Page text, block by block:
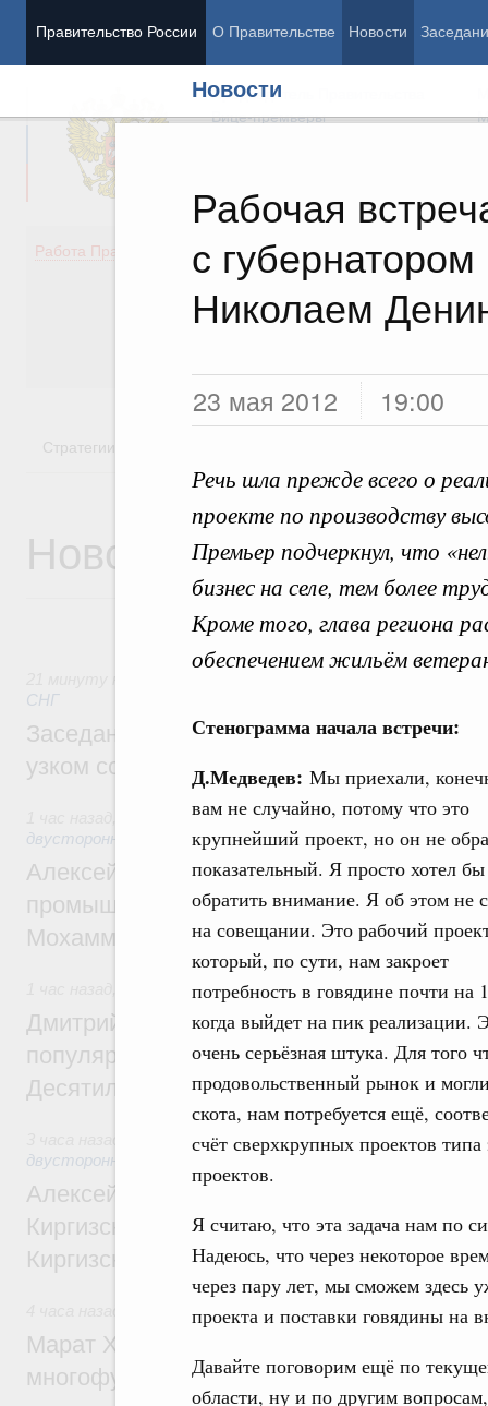
Правительство России О Правительстве Новости
Новости
Рабочая
с
Николаем
23 мая 2012 19:00
Речь шла прежде всего о
проекте по производству
Премьер подчеркнул, что
бизнес на селе, тем более
Кроме того, глава региона
обеспечением жильём
Стенограмма начала встречи:
Д.Медведев: Мы приехали,
вам не случайно, потому что это
крупнейший проект, но он не
показательный. Я просто хотел
обратить внимание. Я об этом не
на совещании. Это рабочий
который, по сути, нам закроет
потребность в говядине почти на
когда выйдет на пик реализации.
очень серьёзная штука. Для того
продовольственный рынок и
скота, нам потребуется ещё,
счёт сверхкрупных проектов
проектов.
Я считаю, что эта задача нам по
Надеюсь, что через некоторое
через пару лет, мы сможем здесь
проекта и поставки говядины на
Давайте поговорим ещё по
области, ну и по другим
Председатель Правительства
Вице-премьеры
Работа Правительства
Демография
Здоровье
Культура
Стратегии
Новости
СНГ
Заседание Евразийского
узком составе
Экономические отношения с зарубежными
двусторонней основе
Алексей Оверчук провёл рабочую
промышленности, недропользования и
Мохаммадом Атабаком
Внутренний и въездной туризм
Дмитрий Чернышенко: Порядка 110
популярного туризма в 35 регионах
Десятилетия науки и технологий
Экономические и гуманитарные отношения
двусторонней основе
Алексей Оверчук принял участие в
Киргизского экономического форума и
Киргизской межрегиональной
Дорожное хозяйство
Марат Хуснуллин: На двух скоростных
многофункциональные зоны дорожного